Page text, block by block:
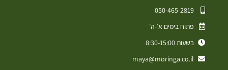
050-465-2819⁩
פתוח בימים א׳-ה׳
בשעות 8:30-15:00
maya@moringa.co.il